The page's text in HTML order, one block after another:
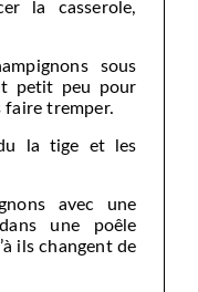
la casserole,
sous
petit peu pour
faire tremper.
la tige et les
avec une
une poêle
ils changent de